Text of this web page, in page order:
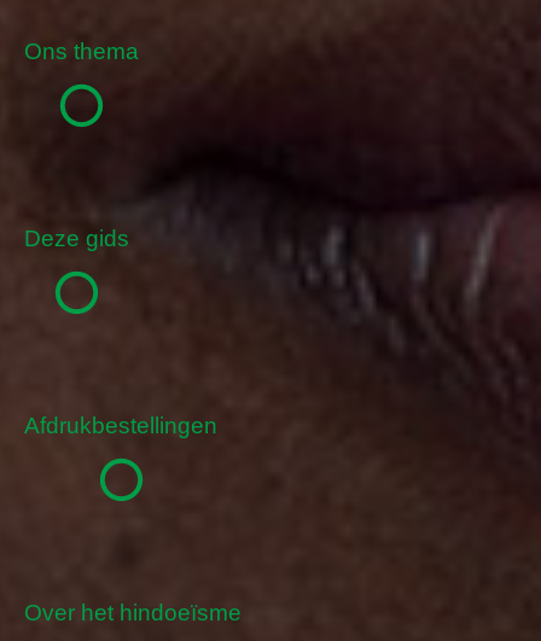
Ons thema
Deze gids
Afdrukbestellingen
Over het hindoeïsme